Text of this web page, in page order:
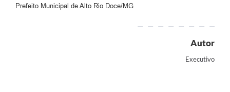
Prefeito Municipal de Alto Rio Doce/MG
Autor
Executivo